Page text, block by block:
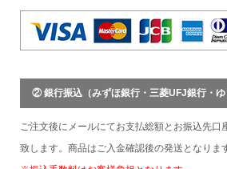
② 銀行振込（みずほ銀行・三菱UFJ銀行・ゆ
ご注文後にメールにてお支払総額とお振込先口
致します。商品はご入金確認後の発送となりま